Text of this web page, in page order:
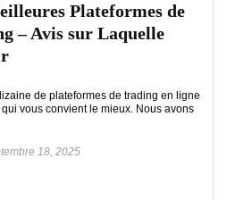
Plateformes de
– Avis sur Laquelle
de plateformes de trading en ligne
vous convient le mieux. Nous avons
18, 2025